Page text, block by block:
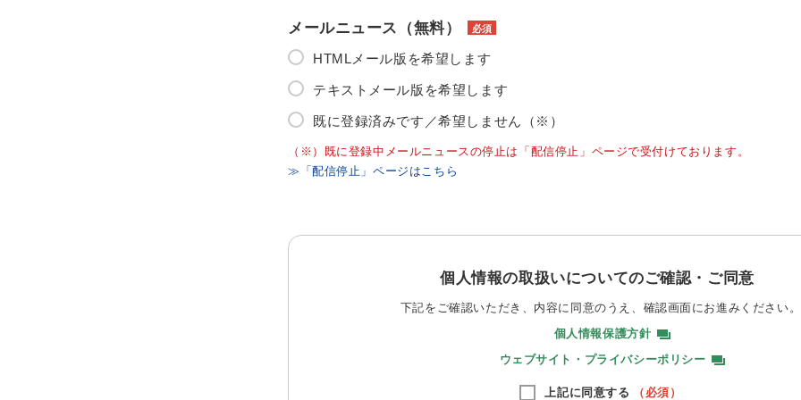
メールニュース（無料） 必須
HTMLメール版を希望します
テキストメール版を希望します
既に登録済みです／希望しません（※）
（※）既に登録中メールニュースの停止は「配信停止」ページで受付けております。
≫「配信停止」ページはこちら
個人情報の取扱いについてのご確認・ご同意
下記をご確認いただき、内容に同意のうえ、 確認画面にお進みください。
個人情報保護方針
ウェブサイト・プライバシーポリシー
上記に同意する （必須）